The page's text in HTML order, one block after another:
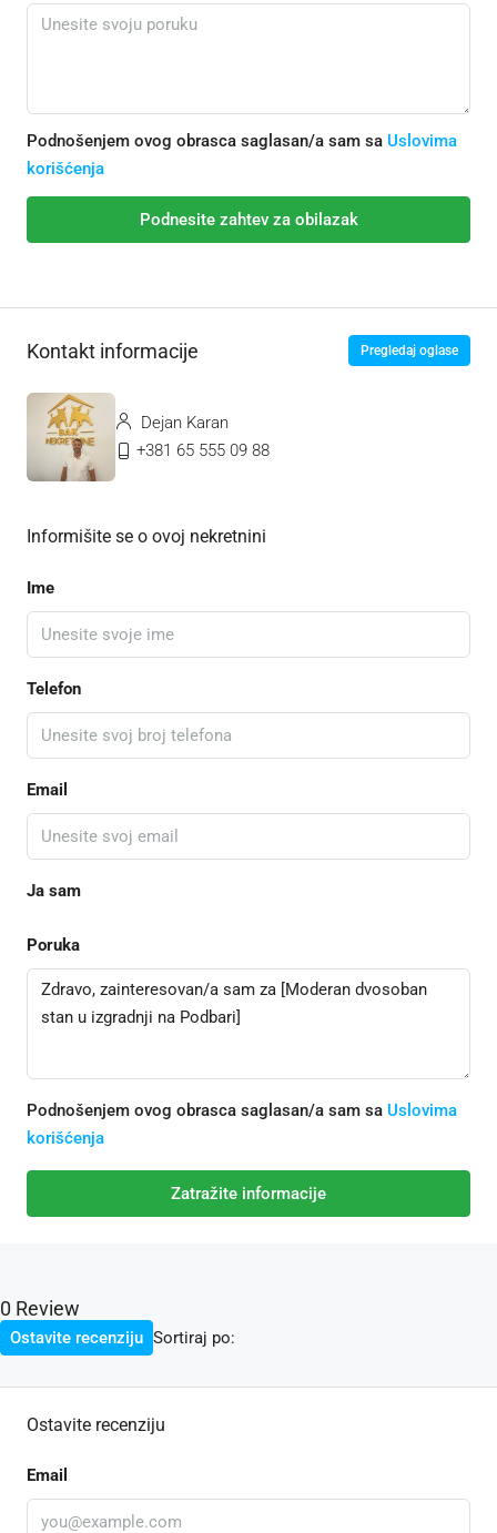
Podnošenjem ovog obrasca saglasan/a sam sa Uslovima
korišćenja
Podnesite zahtev za obilazak
Kontakt informacije Pregledaj oglase
Dejan Karan
+381 65 555 09 88
Informišite se o ovoj nekretnini
Ime
Telefon
Email
Ja sam
Poruka
Podnošenjem ovog obrasca saglasan/a sam sa Uslovima
korišćenja
Zatražite informacije
0 Review
Sortiraj po:
Ostavite recenziju
Ostavite recenziju
Email